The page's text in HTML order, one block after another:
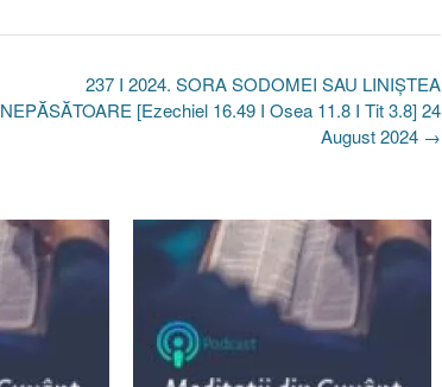
237 I 2024. SORA SODOMEI SAU LINIȘTEA
NEPĂSĂTOARE [Ezechiel 16.49 I Osea 11.8 I Tit 3.8] 24
August 2024 →